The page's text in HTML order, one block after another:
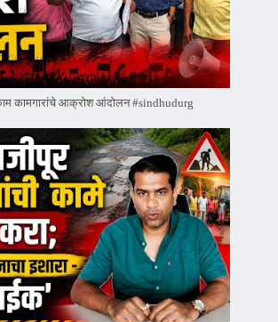
कामगारांचे आक्रोश आंदोलन #sindhudurg